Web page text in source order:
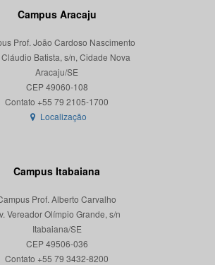
Campus Aracaju
Prof. João Cardoso Nascimento
Batista, s/n, Cidade Nova
Aracaju/SE
CEP 49060-108
Localização
Campus Itabaiana
Prof. Alberto Carvalho
Vereador Olímpio Grande, s/n
Itabaiana/SE
CEP 49506-036